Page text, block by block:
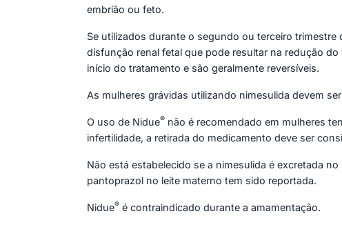
embrião ou feto.
Se utilizados durante o segundo ou terceiro trimestre
disfunção renal fetal que pode resultar na redução
início do tratamento e são geralmente reversíveis.
As mulheres grávidas utilizando nimesulida devem
O uso de Nidue® não é recomendado em mulheres
infertilidade, a retirada do medicamento deve ser
Não está estabelecido se a nimesulida é excretada
pantoprazol no leite materno tem sido reportada.
Nidue® é contraindicado durante a amamentação.